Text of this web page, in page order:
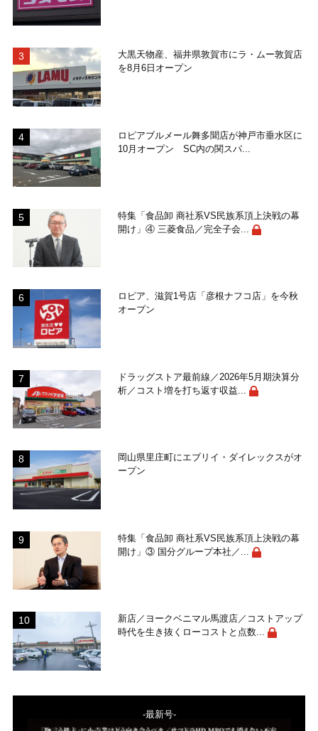
大黒天物産、福井県敦賀市にラ・ムー敦賀店
を8月6日オープン
ロピアブルメール舞多聞店が神戸市垂水区に
10月オープン SC内の関スパ...
特集「食品卸 商社系VS民族系頂上決戦の幕
開け」④ 三菱食品／完全子会...
ロピア、滋賀1号店「彦根ナフコ店」を今秋
オープン
ドラッグストア最前線／2026年5月期決算分
析／コスト増を打ち返す収益...
岡山県里庄町にエブリイ・ダイレックスがオ
ープン
特集「食品卸 商社系VS民族系頂上決戦の幕
開け」③ 国分グループ本社／...
新店／ヨークベニマル馬渡店／コストアップ
時代を生き抜くローコストと点数...
-最新号-